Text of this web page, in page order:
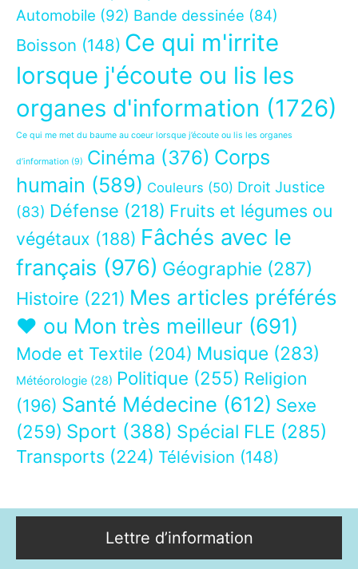
Automobile (92) Bande dessinée (84)
Boisson (148) Ce qui m'irrite
lorsque j'écoute ou lis les
organes d'information (1726)
Ce qui me met du baume au coeur lorsque j’écoute ou lis les organes
d’information (9) Cinéma (376) Corps
humain (589) Couleurs (50) Droit Justice
(83) Défense (218) Fruits et légumes ou
végétaux (188) Fâchés avec le
français (976) Géographie (287)
Histoire (221) Mes articles préférés
❤ ou Mon très meilleur (691)
Mode et Textile (204) Musique (283)
Météorologie (28) Politique (255) Religion
(196) Santé Médecine (612) Sexe
(259) Sport (388) Spécial FLE (285)
Transports (224) Télévision (148)
Lettre d’information